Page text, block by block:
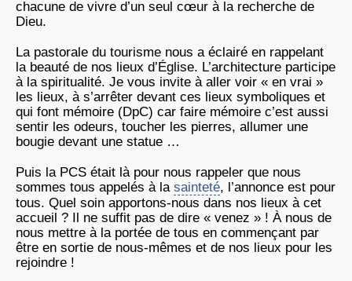
chacune de vivre d’un seul cœur à la recherche de
Dieu.
La pastorale du tourisme nous a éclairé en rappelant
la beauté de nos lieux d’Église. L’architecture participe
à la spiritualité. Je vous invite à aller voir « en vrai »
les lieux, à s’arrêter devant ces lieux symboliques et
qui font mémoire (DpC) car faire mémoire c’est aussi
sentir les odeurs, toucher les pierres, allumer une
bougie devant une statue …
Puis la PCS était là pour nous rappeler que nous
sommes tous appelés à la sainteté, l’annonce est pour
tous. Quel soin apportons-nous dans nos lieux à cet
accueil ? Il ne suffit pas de dire « venez » ! À nous de
nous mettre à la portée de tous en commençant par
être en sortie de nous-mêmes et de nos lieux pour les
rejoindre !